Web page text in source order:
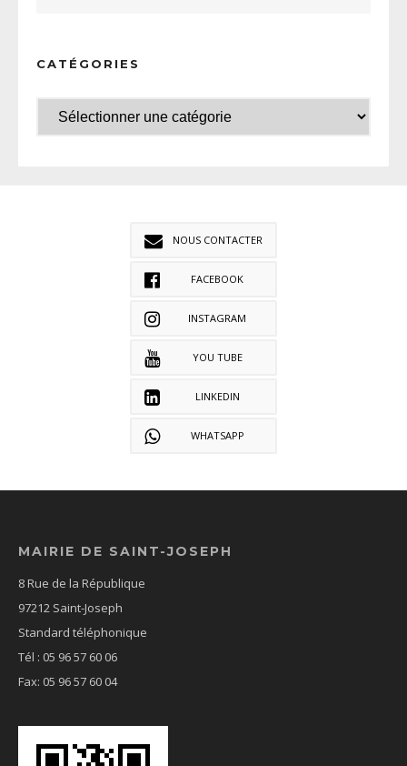
CATÉGORIES
NOUS CONTACTER
FACEBOOK
INSTAGRAM
YOU TUBE
LINKEDIN
WHATSAPP
MAIRIE DE SAINT-JOSEPH
8 Rue de la République
97212 Saint-Joseph
Standard téléphonique
Tél : 05 96 57 60 06
Fax: 05 96 57 60 04